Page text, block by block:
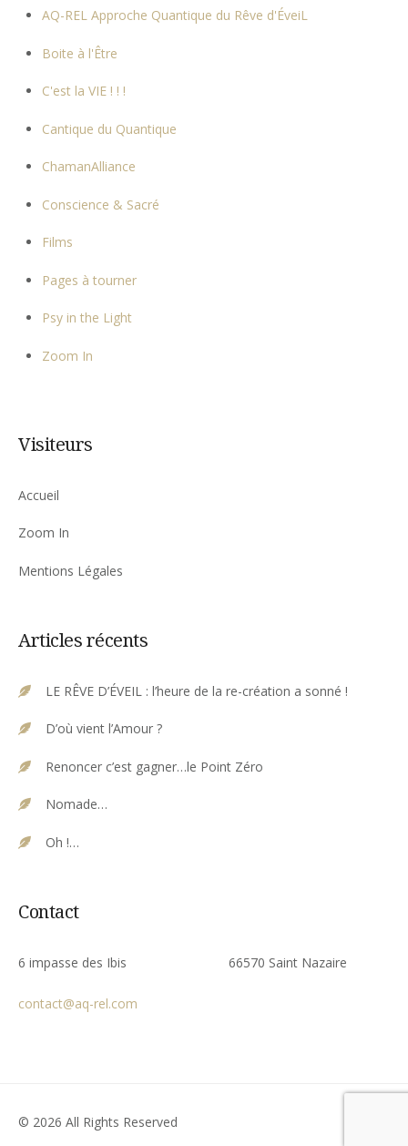
AQ-REL Approche Quantique du Rêve d'ÉveiL
Boite à l'Être
C'est la VIE ! ! !
Cantique du Quantique
ChamanAlliance
Conscience & Sacré
Films
Pages à tourner
Psy in the Light
Zoom In
Visiteurs
Accueil
Zoom In
Mentions Légales
Articles récents
LE RÊVE D’ÉVEIL : l’heure de la re-création a sonné !
D’où vient l’Amour ?
Renoncer c’est gagner…le Point Zéro
Nomade…
Oh !…
Contact
6 impasse des Ibis 66570 Saint Nazaire
contact@aq-rel.com
© 2026 All Rights Reserved